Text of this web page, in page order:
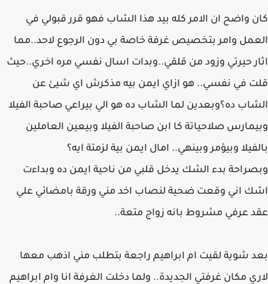
كان واضح ان الامر كله بيد هذا الشاب فهو قرر قبولي في
العمل وامر بتخصيص غرفة خاصة بي دون الرجوع لاحد..مما
اثار حيرتي وزود من قلقي..وبدات اسال نفسي مره اخري..حيث
قلت في نفسي.. هو ازاي ايمن بيه مذكرش اي شيئ عن
الشاب ده؟وبعدين لما الشاب ده هو الي بيراعي صاحبة الفيلا
وبيمارس صلاحياتة كا ابن صاحبة الفيلا وبيعين العاملين
بالفيلا وبيؤمر وبينهي.. امال ايمن بية لزمتة ايه؟
وبصراحة بدء الشك يدخل قلبي من ناحية ايمن ده وبداءت
اشك اني وقعت ضحية لنصاب اخد مني ورقة بامضائي علي
عقد عرفي مشروط بانه زواج متعة..
بعد شوية لقيت ام ابراهيم راجعة بتطلب مني اذهب معها
لاري مكان غرفتي الجديدة.. ولما دخلت الغرفة انا وام ابراهيم